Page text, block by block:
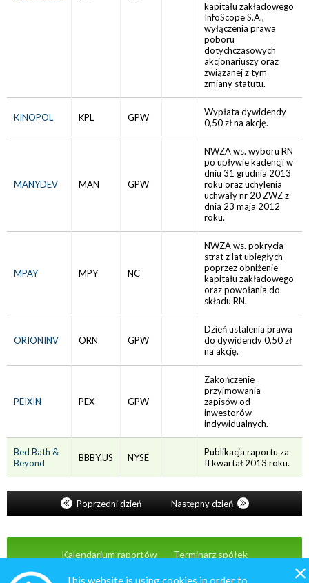
kapitału zakładowego
InfoScope S.A.,
wyłączenia prawa
poboru
dotychczasowych
akcjonariuszy oraz
związanej z tym
zmiany statutu.
KINOPOL KPL GPW
Wypłata dywidendy
0,50 zł na akcję.
MANYDEV MAN GPW
NWZA ws. wyboru RN
po upływie kadencji w
dniu 31 grudnia 2013
roku oraz uchylenia
uchwały nr 20 ZWZ z
dnia 23 maja 2012
roku.
MPAY MPY NC
NWZA ws. pokrycia
strat z lat ubiegłych
poprzez obniżenie
kapitału zakładowego
oraz powołania do
składu RN.
ORIONINV ORN GPW
Dzień ustalenia prawa
do dywidendy 0,50 zł
na akcję.
PEIXIN PEX GPW
Zakończenie
przyjmowania
zapisów od
inwestorów
indywidualnych.
Bed Bath &
Beyond
BBBY.US NYSE
Publikacja raportu za
II kwartał 2013 roku.
Poprzedni dzień Następny dzień
Kalendarium raportów
Terminarz spółek
This website is using cookies in order to